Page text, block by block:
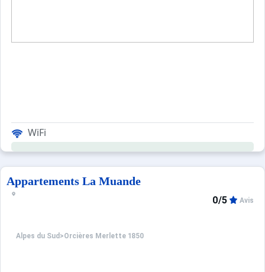
WiFi
Appartements La Muande
Alpes du Sud >Orcières Merlette 1850
0/5 Avis